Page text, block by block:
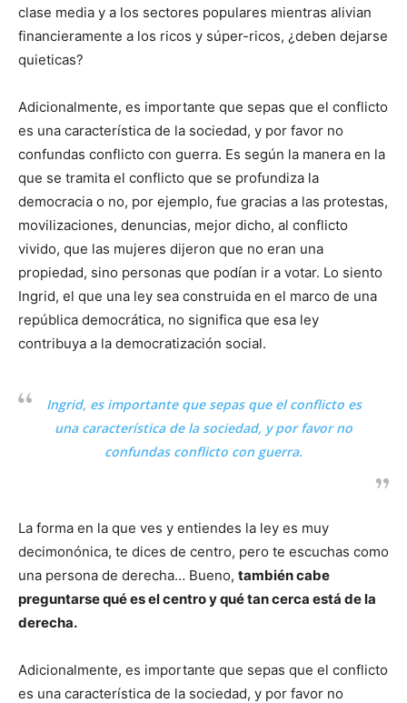
clase media y a los sectores populares mientras alivian
financieramente a los ricos y súper-ricos, ¿deben dejarse
quieticas?
Adicionalmente, es importante que sepas que el conflicto
es una característica de la sociedad, y por favor no
confundas conflicto con guerra. Es según la manera en la
que se tramita el conflicto que se profundiza la
democracia o no, por ejemplo, fue gracias a las protestas,
movilizaciones, denuncias, mejor dicho, al conflicto
vivido, que las mujeres dijeron que no eran una
propiedad, sino personas que podían ir a votar. Lo siento
Ingrid, el que una ley sea construida en el marco de una
república democrática, no significa que esa ley
contribuya a la democratización social.
Ingrid, es importante que sepas que el conflicto es
una característica de la sociedad, y por favor no
confundas conflicto con guerra.
La forma en la que ves y entiendes la ley es muy
decimonónica, te dices de centro, pero te escuchas como
una persona de derecha… Bueno, también cabe
preguntarse qué es el centro y qué tan cerca está de la
derecha.
Adicionalmente, es importante que sepas que el conflicto
es una característica de la sociedad, y por favor no